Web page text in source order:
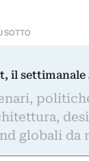
SOTTO
il
globali da